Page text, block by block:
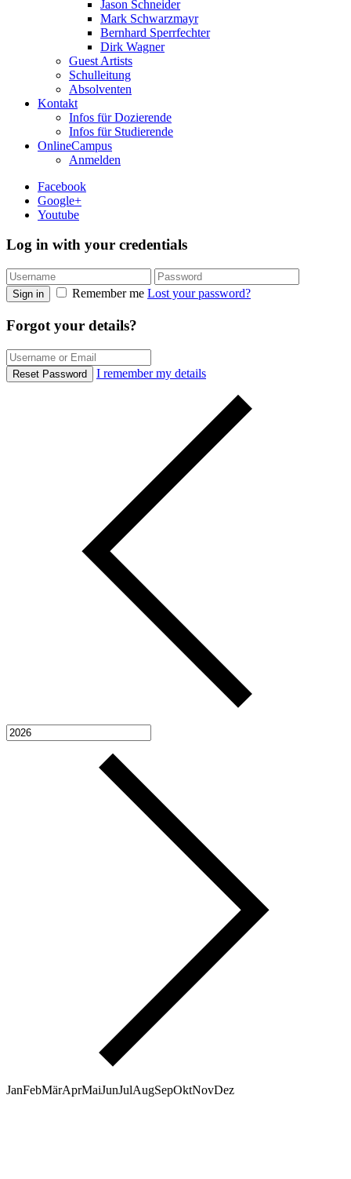
Jason Schneider
Mark Schwarzmayr
Bernhard Sperrfechter
Dirk Wagner
Guest Artists
Schulleitung
Absolventen
Kontakt
Infos für Dozierende
Infos für Studierende
OnlineCampus
Anmelden
Facebook
Google+
Youtube
Log in with your credentials
Sign in Remember me Lost your password?
Forgot your details?
Reset Password I remember my details
JanFebMärAprMaiJunJulAugSepOktNovDez